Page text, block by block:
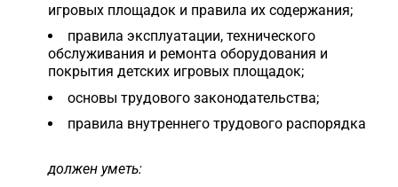
игровых площадок и правила их содержания;
правила эксплуатации, технического
обслуживания и ремонта оборудования и
покрытия детских игровых площадок;
основы трудового законодательства;
правила внутреннего трудового распорядка
должен уметь: